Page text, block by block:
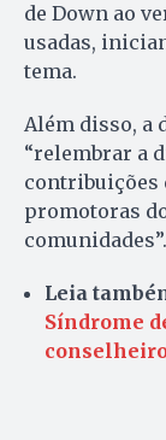
de Down ao
usadas,
tema.
Além disso, a
“relembrar a
contribuições
promotoras
comunidades”.
Leia
Síndrome